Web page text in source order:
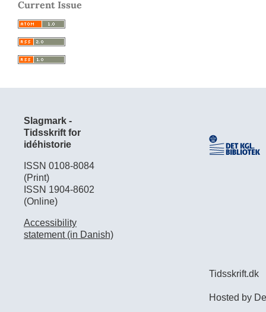
Current Issue
Slagmark -
Tidsskrift for
idéhistorie
ISSN 0108-8084
(Print)
ISSN 1904-8602
(Online)
Accessibility
statement (in Danish)